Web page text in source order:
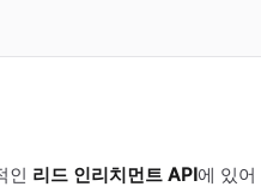
인 리드 인리치먼트 API에 있